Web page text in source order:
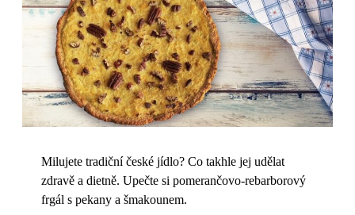
Milujete tradiční české jídlo? Co takhle jej udělat
zdravě a dietně. Upečte si pomerančovo-rebarborový
frgál s pekany a šmakounem.